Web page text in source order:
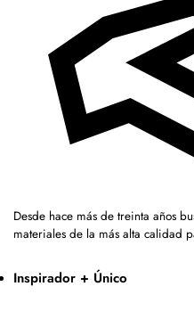
Desde hace más de treinta años
materiales de la más alta calidad
Inspirador + Único